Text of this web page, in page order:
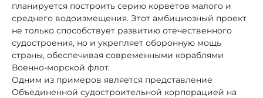
планируется построить серию корветов малого и
среднего водоизмещения. Этот амбициозный проект
не только способствует развитию отечественного
судостроения, но и укрепляет оборонную мощь
страны, обеспечивая современными кораблями
Военно-морской флот.
Одним из примеров является представление
Объединенной судостроительной корпорацией на